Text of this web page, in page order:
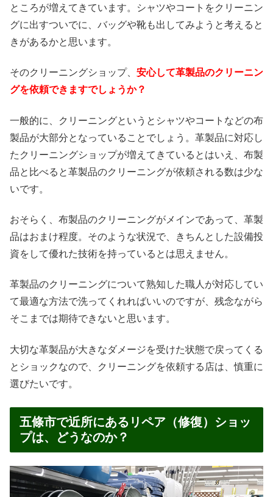
ところが増えてきています。シャツやコートをクリーニン
グに出すついでに、バッグや靴も出してみようと考えると
きがあるかと思います。
そのクリーニングショップ、 安心して革製品のクリーニン
グを依頼できますでしょうか？
一般的に、クリーニングというとシャツやコートなどの布
製品が大部分となっていることでしょう。革製品に対応し
たクリーニングショップが増えてきているとはいえ、布製
品と比べると革製品のクリーニングが依頼される数は少な
いです。
おそらく、布製品のクリーニングがメインであって、革製
品はおまけ程度。そのような状況で、きちんとした設備投
資をして優れた技術を持っているとは思えません。
革製品のクリーニングについて熟知した職人が対応してい
て最適な方法で洗ってくれればいいのですが、残念ながら
そこまでは期待できないと思います。
大切な革製品が大きなダメージを受けた状態で戻ってくる
とショックなので、クリーニングを依頼する店は、慎重に
選びたいです。
五條市で近所にあるリペア（修復）ショッ
プは、どうなのか？